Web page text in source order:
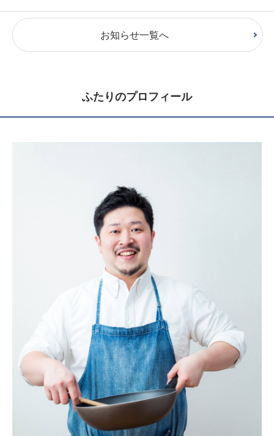
お知らせ一覧へ
ふたりのプロフィール